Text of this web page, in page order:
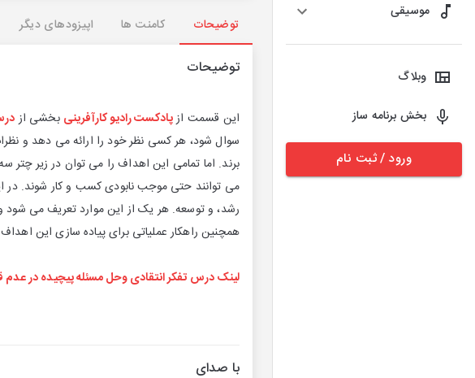
موسیقی
وبلاگ
بخش برنامه ساز
ورود / ثبت نام
توضیحات کامنت ها اپیزودهای دیگر
توضیحات
این قسمت ازپادکست رادیو کارآفرینی بخشی از
سوال شود، هر کسی نظر خود را ارائه می دهد و
برند. اما تمامی این اهداف را می توان در زیر
می توانند حتی موجب نابودی کسب و کار شوند. در
رشد، و توسعه. هر یک از این موارد تعریف می شود
همچنین راهکار عملیاتی برای پیاده سازی این
لینک درس تفکر انتقادی وحل مسئله پیچیده در
با صدای